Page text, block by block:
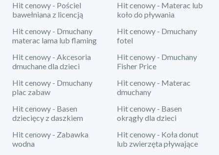
Hit cenowy - Pościel
bawełniana z licencją
Hit cenowy - Materac lub
koło do pływania
Hit cenowy - Dmuchany
materac lama lub flaming
Hit cenowy - Dmuchany
fotel
Hit cenowy - Akcesoria
dmuchane dla dzieci
Hit cenowy - Dmuchany
Fisher Price
Hit cenowy - Dmuchany
plac zabaw
Hit cenowy - Materac
dmuchany
Hit cenowy - Basen
dziecięcy z daszkiem
Hit cenowy - Basen
okrągły dla dzieci
Hit cenowy - Zabawka
wodna
Hit cenowy - Koła donut
lub zwierzęta pływające